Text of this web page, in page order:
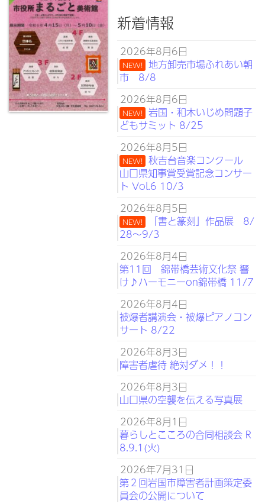
新着情報
2026年8月6日
NEW! 地方卸売市場ふれあい朝
市 8/8
2026年8月6日
NEW! 岩国・和木いじめ問題子
どもサミット 8/25
2026年8月5日
NEW! 秋吉台音楽コンクール
山口県知事賞受賞記念コンサー
ト Vol.6 10/3
2026年8月5日
NEW!
「書と篆刻」作品展 8/
28～9/3
2026年8月4日
第11回 錦帯橋芸術文化祭 響
け♪ハーモニーon錦帯橋 11/7
2026年8月4日
被爆者講演会・被爆ピアノコン
サート 8/22
2026年8月3日
障害者虐待 絶対ダメ！！
2026年8月3日
山口県の空襲を伝える写真展
2026年8月1日
暮らしとこころの合同相談会 R
8.9.1(火)
2026年7月31日
第２回岩国市障害者計画策定委
員会の公開について